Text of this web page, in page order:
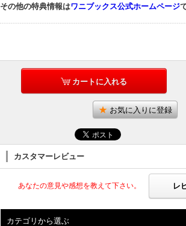
その他の特典情報はワニブックス公式ホームページ
カートに入れる
お気に入りに登録
カスタマーレビュー
あなたの意見や感想を教えて下さい。 レ
カテゴリから選ぶ